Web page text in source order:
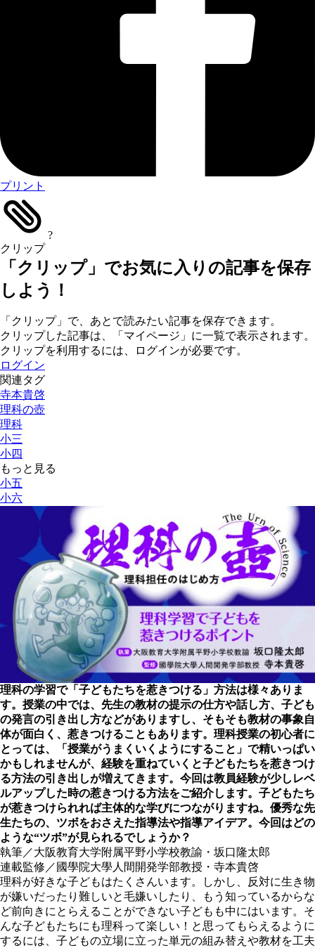
プリント
クリップ
?
「クリップ」でお気に入りの記事を保存
しよう！
「クリップ」で、あとで読みたい記事を保存できます。
クリップした記事は、「マイページ」に一覧で表示されます。
クリップを利用するには、ログインが必要です。
ログイン
関連タグ
寺本貴啓
理科の壺
理科
小三
小四
もっと見る
小五
小六
理科の学習で「子どもたちを惹きつける」方法は様々ありま
す。授業の中では、先生の教材の提示の仕方や話し方、子ども
の発言の引き出し方などがありますし、そもそも教材の事象自
体が面白く、惹きつけることもあります。理科授業の初心者に
とっては、「授業がうまくいくようにすること」で精いっぱい
かもしれませんが、経験を重ねていくと子どもたちを惹きつけ
る方法の引き出しが増えてきます。今回は教員経験が少しレベ
ルアップした時の惹きつける方法をご紹介します。子どもたち
が惹きつけられれば主体的な学びにつながりますね。優秀な先
生たちの、ツボをおさえた指導法や指導アイデア。今回はどの
ような“ツボ”が見られるでしょうか？
執筆／大阪教育大学附属平野小学校教諭・坂口隆太郎
連載監修／國學院大學人間開発学部教授・寺本貴啓
理科が好きな子どもはたくさんいます。しかし、反対に生き物
が嫌いだったり難しいと毛嫌いしたり、もう知っているからな
ど前向きにとらえることができない子どもも中にはいます。そ
んな子どもたちにも理科って楽しい！と思ってもらえるように
するには、子どもの立場に立った単元の組み替えや教材を工夫